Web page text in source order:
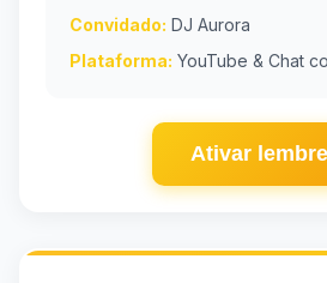
Convidado: DJ Aurora
Plataforma: YouTube & Chat
Ativar